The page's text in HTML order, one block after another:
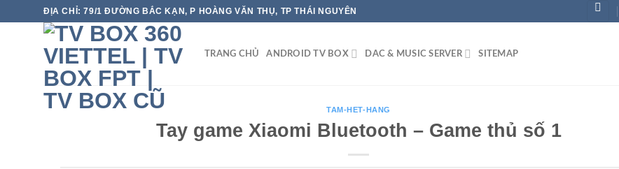
đến
ĐỊA CHỈ: 79/1 ĐƯỜNG BẮC KẠN, P HOÀNG VĂN THỤ, TP THÁI NGUYÊN
TRANG CHỦ ANDROID TV BOX DAC & MUSIC SERVER SITEMAP
TAM-HET-HANG
Tay game Xiaomi Bluetooth – Game thủ số 1